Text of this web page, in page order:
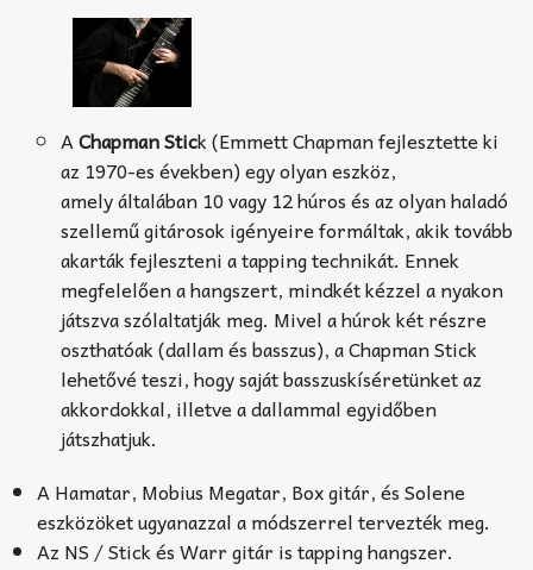
AChapman Stick (Emmett Chapman fejlesztette ki
az 1970-es években) egy olyan eszköz,
amely általában 10 vagy 12 húros és az olyan haladó
szellemű gitárosok igényeire formáltak, akik tovább
akarták fejleszteni a tapping technikát. Ennek
megfelelően a hangszert, mindkét kézzel a nyakon
játszva szólaltatják meg. Mivel a húrok két részre
oszthatóak (dallam és basszus), a Chapman Stick
lehetővé teszi, hogy saját basszuskíséretünket az
akkordokkal, illetve a dallammal egyidőben
játszhatjuk.
A Hamatar, Mobius Megatar, Box gitár, és Solene
eszközöket ugyanazzal a módszerrel tervezték meg.
Az NS / Stick és Warr gitár is tapping hangszer.